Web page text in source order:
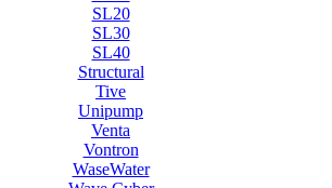
SL20
SL30
SL40
Structural
Tive
Unipump
Venta
Vontron
WaseWater